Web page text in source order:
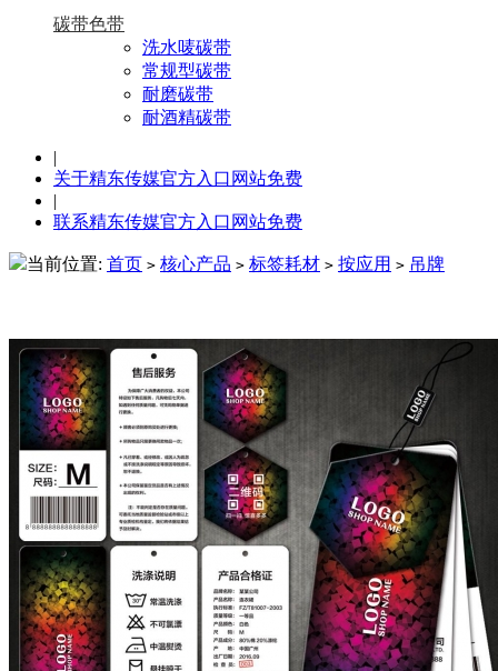
碳带色带
洗水唛碳带
常规型碳带
耐磨碳带
耐酒精碳带
|
关于精东传媒官方入口网站免费
|
联系精东传媒官方入口网站免费
当前位置: 首页 > 核心产品 > 标签耗材 > 按应用 > 吊牌